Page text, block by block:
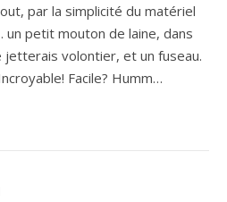
par la simplicité du matériel
un petit mouton de laine, dans
jetterais volontier, et un fuseau.
Facile? Humm…